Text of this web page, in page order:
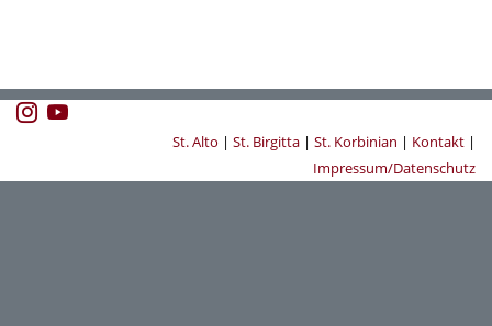
St. Alto | St. Birgitta | St. Korbinian | Kontakt |
Impressum/Datenschutz